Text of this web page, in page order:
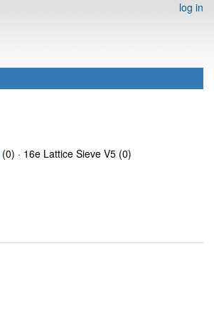
log in
(0) · 16e Lattice Sieve V5 (0)